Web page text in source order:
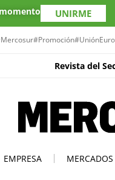
UNIRME
#Promoción
Revista del
EMPRESA MERCADOS